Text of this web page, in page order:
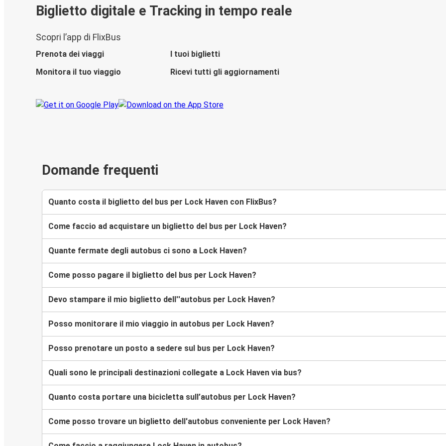
Biglietto digitale e Tracking in tempo reale
Scopri l’app di FlixBus
Prenota dei viaggi
I tuoi biglietti
Monitora il tuo viaggio
Ricevi tutti gli aggiornamenti
Domande frequenti
Quanto costa il biglietto del bus per Lock Haven con FlixBus?
Come faccio ad acquistare un biglietto del bus per Lock Haven?
Quante fermate degli autobus ci sono a Lock Haven?
Come posso pagare il biglietto del bus per Lock Haven?
Devo stampare il mio biglietto dell''autobus per Lock Haven?
Posso monitorare il mio viaggio in autobus per Lock Haven?
Posso prenotare un posto a sedere sul bus per Lock Haven?
Quali sono le principali destinazioni collegate a Lock Haven via bus?
Quanto costa portare una bicicletta sull’autobus per Lock Haven?
Come posso trovare un biglietto dell'autobus conveniente per Lock Haven?